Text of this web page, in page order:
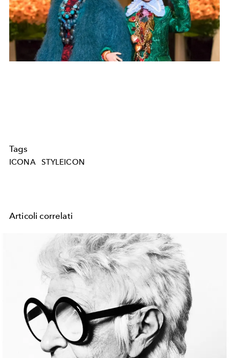
Tags
ICONA STYLEICON
Articoli correlati